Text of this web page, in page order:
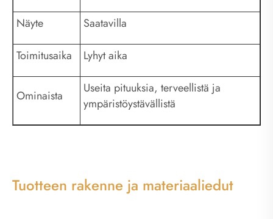
Näyte Saatavilla
Toimitusaika Lyhyt aika
Ominaista
Useita pituuksia, terveellistä ja
ympäristöystävällistä
Tuotteen rakenne ja materiaaliedut